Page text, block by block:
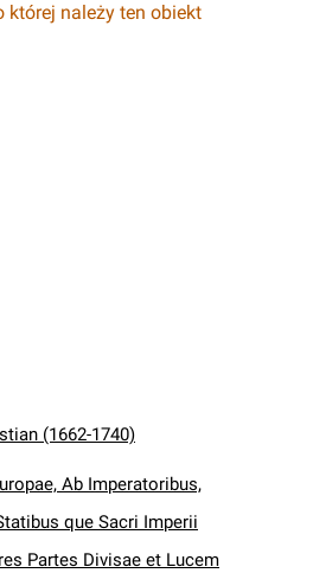
której należy ten obiekt
(1662-1740)
Ab Imperatoribus,
que Sacri Imperii
Partes Divisae et Lucem